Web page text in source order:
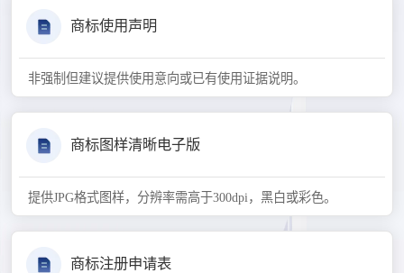
商标使用声明
非强制但建议提供使用意向或已有使用证据说明。
商标图样清晰电子版
提供JPG格式图样，分辨率需高于300dpi，黑白或彩色。
商标注册申请表